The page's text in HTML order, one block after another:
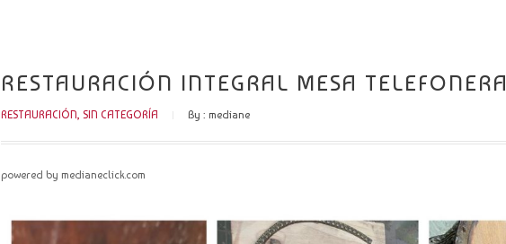
RESTAURACIÓN INTEGRAL MESA TELEFONERA
RESTAURACIÓN, SIN CATEGORÍA By : mediane
powered by medianeclick.com